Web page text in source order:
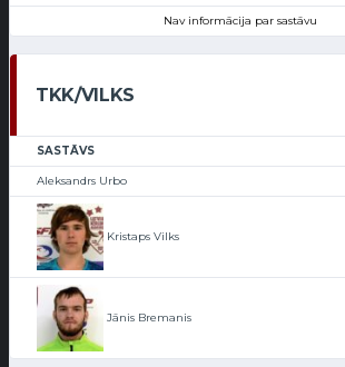
Nav informācija par sastāvu
TKK/VILKS
SASTĀVS
Aleksandrs Urbo
Kristaps Vilks
Jānis Bremanis